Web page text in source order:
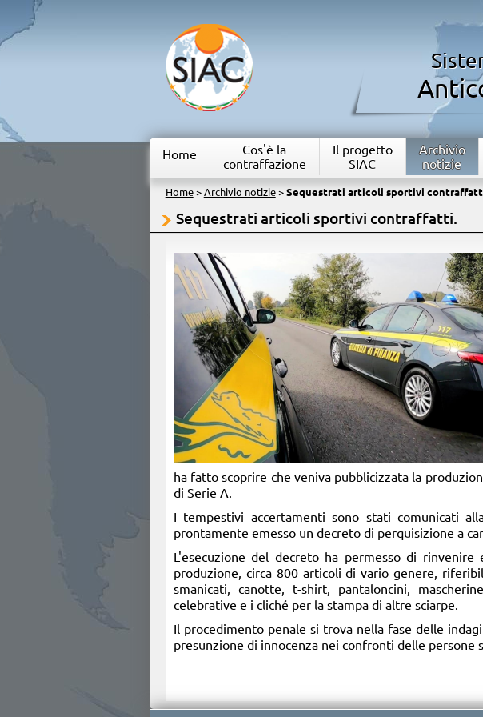
Home
Cos'è la
contraffazione
Il progetto
SIAC
Archivio
notizie
Home> Archivio notizie> Sequestrati articoli sportivi
Sequestrati articoli sportivi contraffatti.
ha fatto scoprire che veniva pubblicizzata la
di Serie A.
I tempestivi accertamenti sono stati comunicati
prontamente emesso un decreto di perquisizione a
L'esecuzione del decreto ha permesso di
produzione, circa 800 articoli di vario genere,
smanicati, canotte, t-shirt, pantaloncini,
celebrative e i cliché per la stampa di altre sciarpe.
Il procedimento penale si trova nella fase delle
presunzione di innocenza nei confronti delle persone